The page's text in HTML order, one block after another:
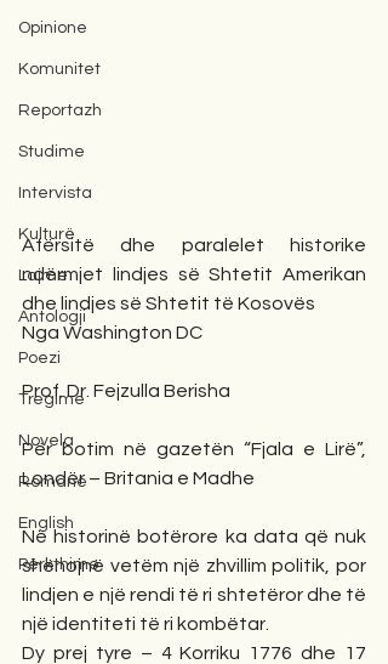
Opinione
Komunitet
Reportazh
Studime
Intervista
Kulturë
Lajme
Antologji
Poezi
Tregime
Novela
Romane
English
Përkthime
Afërsitë dhe paralelet historike
ndërmjet lindjes së Shtetit Amerikan
dhe lindjes së Shtetit të Kosovës
Nga Washington DC
Prof. Dr. Fejzulla Berisha
Për botim në gazetën “Fjala e Lirë”,
Londër – Britania e Madhe
Në historinë botërore ka data që nuk
shënojnë vetëm një zhvillim politik, por
lindjen e një rendi të ri shtetëror dhe të
një identiteti të ri kombëtar.
Dy prej tyre – 4 Korriku 1776 dhe 17